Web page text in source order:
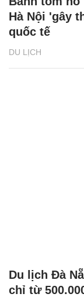
DU LỊCH
Hà Nội 'gây
quốc tế
Du lịch Đà
chỉ từ